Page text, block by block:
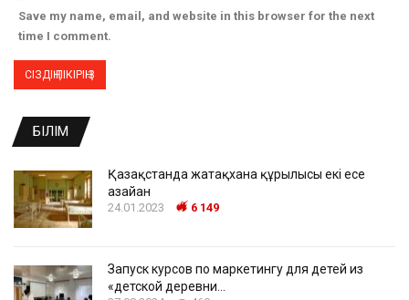
Save my name, email, and website in this browser for the next
time I comment.
БІЛІМ
Қазақстанда жатақхана құрылысы екі есе
азайған
24.01.2023 6 149
Запуск курсов по маркетингу для детей из
«детской деревни…